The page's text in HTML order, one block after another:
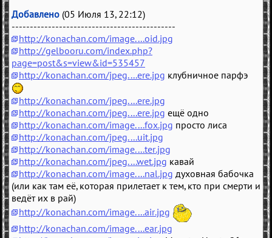
Добавлено (05 Июля 13, 22:12)
---------------------------------------------
http://konachan.com/image....oid.jpg
http://gelbooru.com/index.php?
page=post&s=view&id=535457
http://konachan.com/jpeg....ere.jpg клубничное парфэ
http://konachan.com/jpeg....ere.jpg
http://konachan.com/jpeg....ere.jpg ещё одно
http://konachan.com/image....fox.jpg просто лиса
http://konachan.com/jpeg....uit.jpg
http://konachan.com/image....ter.jpg
http://konachan.com/jpeg....wet.jpg кавай
http://konachan.com/image....nal.jpg духовная бабочка
(или как там её, которая прилетает к тем, кто при смерти и
ведёт их в рай)
http://konachan.com/image....air.jpg
http://konachan.com/image....ear.jpg